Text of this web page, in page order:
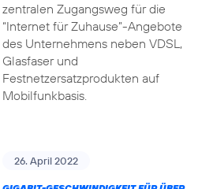
zentralen Zugangsweg für die
“Internet für Zuhause”-Angebote
des Unternehmens neben VDSL,
Glasfaser und
Festnetzersatzprodukten auf
Mobilfunkbasis.
26. April 2022